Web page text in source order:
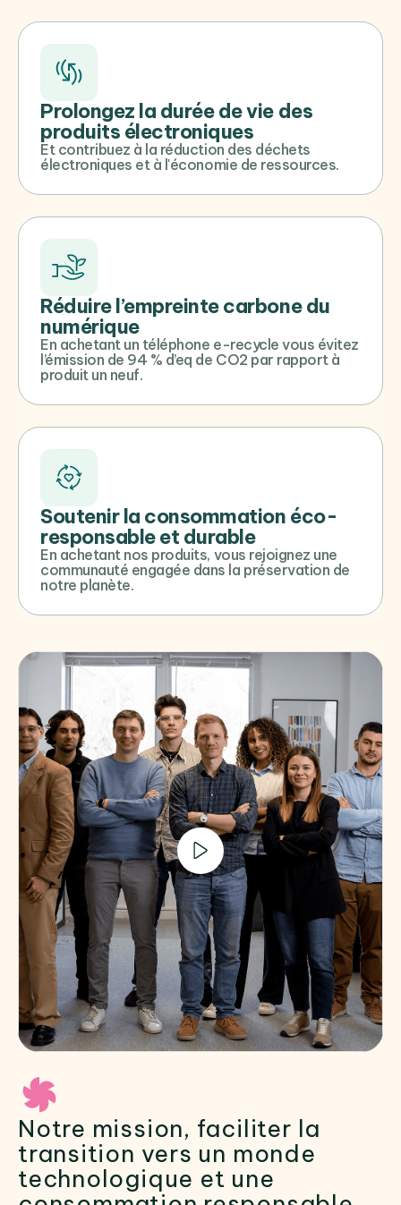
Prolongez la durée de vie des
produits électroniques
Et contribuez à la réduction des déchets
électroniques et à l'économie de ressources.
Réduire l’empreinte carbone du
numérique
En achetant un téléphone e-recycle vous évitez
l’émission de 94 % d’eq de CO2 par rapport à
produit un neuf.
Soutenir la consommation éco-
responsable et durable
En achetant nos produits, vous rejoignez une
communauté engagée dans la préservation de
notre planète.
Notre mission, faciliter la
transition vers un monde
technologique et une